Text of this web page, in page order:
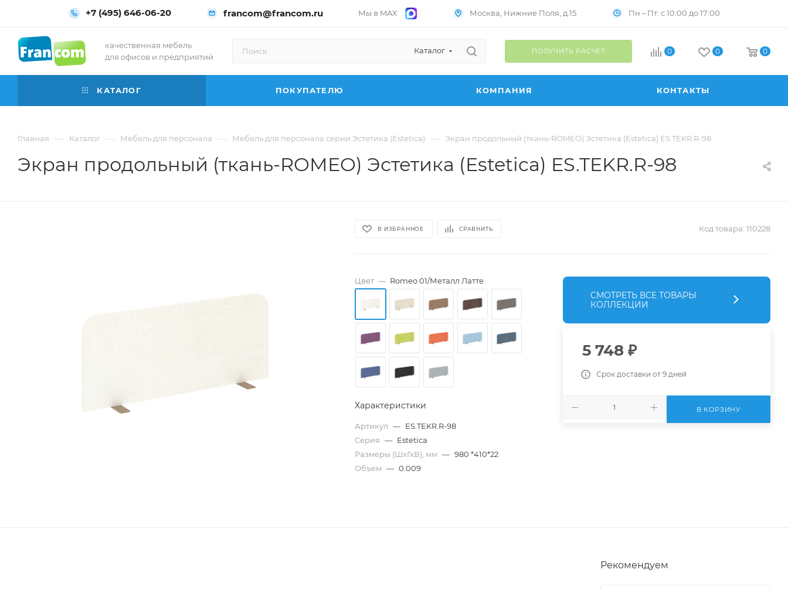
+7 (495) 646-06-20 francom@francom.ru Мы в MAX Москва, Нижние Поля, д.15 Пн – Пт: с 10:00 до 17:00
качественная мебель
для офисов и предприятий
Каталог ПОЛУЧИТЬ РАСЧЁТ 0 0 0
КАТАЛОГ ПОКУПАТЕЛЮ КОМПАНИЯ КОНТАКТЫ
Главная — Каталог — Мебель для персонала — Мебель для персонала серии Эстетика (Estetica) — Экран продольный (ткань-ROMEO) Эстетика (Estetica) ES.TEKR.R-98
Экран продольный (ткань-ROMEO) Эстетика (Estetica) ES.TEKR.R-98
В ИЗБРАННОЕ СРАВНИТЬ Код товара: 110228
Цвет — Romeo 01/Металл Латте
Характеристики
Артикул — ES.TEKR.R-98
Серия — Estetica
Размеры (ШхГхВ), мм — 980 *410*22
Объем — 0.009
СМОТРЕТЬ ВСЕ ТОВАРЫ
КОЛЛЕКЦИИ
5 748₽
Срок доставки от 9 дней
В КОРЗИНУ
Рекомендуем